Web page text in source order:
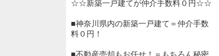
☆☆新築一戸建てが仲介手数料０円☆☆
■神奈川県内の新築一戸建て＝仲介手数
料０円！
■不動産売却もお任せ！＝もちろん秘密